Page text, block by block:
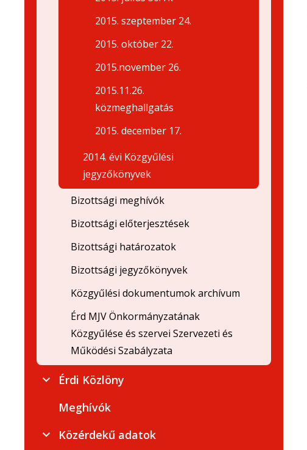
2015. szeptember 24.
2015. október 22.
2015.november 26.
2015.11.26.
közmeghallgatás
2015. december 17.
2014. évi Közgyűlési
jegyzőkönyvek
Bizottsági meghívók
Bizottsági előterjesztések
Bizottsági határozatok
Bizottsági jegyzőkönyvek
Közgyűlési dokumentumok archívum
Érd MJV Önkormányzatának
Közgyűlése és szervei Szervezeti és
Működési Szabályzata
Érdi Közlöny
Meghívók
Közérdekű adatok